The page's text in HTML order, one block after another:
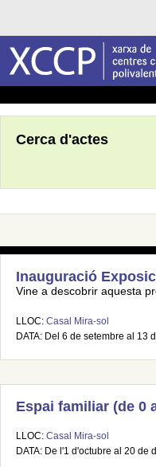
Cerca d'actes
Inauguració
Vine a descobrir aquesta
LLOC: Casal Mira-sol
DATA: Del 6 de setembre al 13
Espai familiar (de 0
LLOC: Casal Mira-sol
DATA: De l'1 d'octubre al 20 de